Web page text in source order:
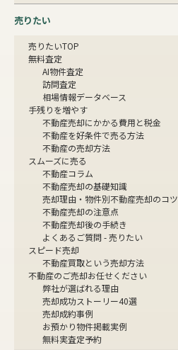
売りたい
売りたいTOP
無料査定
AI物件査定
訪問査定
相場情報データベース
手残りを増やす
不動産売却にかかる費用と税金
不動産を好条件で売る方法
不動産の売却方法
スムーズに売る
不動産コラム
不動産売却の基礎知識
売却理由・物件別不動産売却のコツ
不動産売却の注意点
不動産売却後の手続き
よくあるご質問 - 売りたい
スピード売却
不動産買取という売却方法
不動産のご売却お任せください
弊社が選ばれる理由
売却成功ストーリー40選
売却成約事例
お預かり物件掲載実例
無料実査定予約